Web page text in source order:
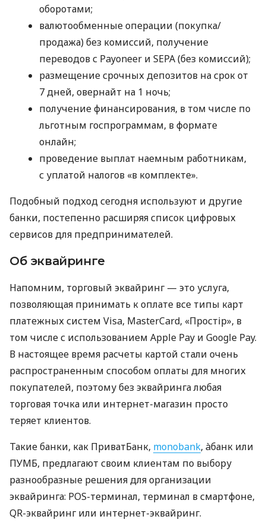
оборотами;
валютообменные операции (покупка/
продажа) без комиссий, получение
переводов с Payoneer и SEPA (без комиссий);
размещение срочных депозитов на срок от
7 дней, овернайт на 1 ночь;
получение финансирования, в том числе по
льготным госпрограммам, в формате
онлайн;
проведение выплат наемным работникам,
с уплатой налогов «в комплекте».
Подобный подход сегодня используют и другие
банки, постепенно расширяя список цифровых
сервисов для предпринимателей.
Об эквайринге
Напомним, торговый эквайринг — это услуга,
позволяющая принимать к оплате все типы карт
платежных систем Visa, MasterCard, «Простір», в
том числе с использованием Apple Pay и Google Pay.
В настоящее время расчеты картой стали очень
распространенным способом оплаты для многих
покупателей, поэтому без эквайринга любая
торговая точка или интернет-магазин просто
теряет клиентов.
Такие банки, как ПриватБанк, monobank, àбанк или
ПУМБ, предлагают своим клиентам по выбору
разнообразные решения для организации
эквайринга: POS-терминал, терминал в смартфоне,
QR-эквайринг или интернет-эквайринг.